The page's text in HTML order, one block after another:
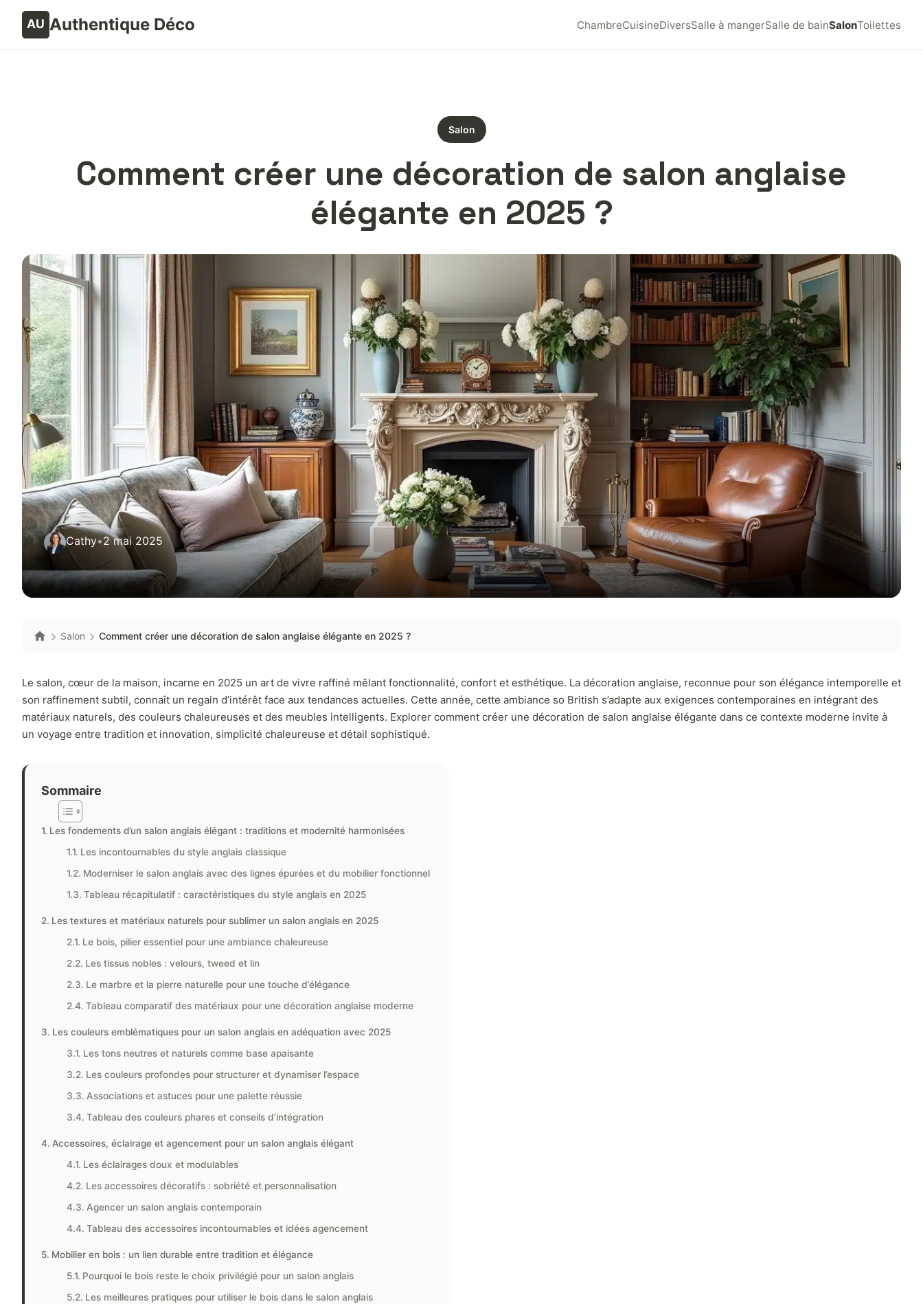
Authentique Déco ChambreCuisineDiversSalle à mangerSalle de bainSalonToilettes
Salon
Comment créer une décoration de salon anglaise
élégante en 2025 ?
Cathy•2 mai 2025
Salon Comment créer une décoration de salon anglaise élégante en 2025 ?
Le salon, cœur de la maison, incarne en 2025 un art de vivre raffiné mêlant fonctionnalité, confort et esthétique. La décoration anglaise, reconnue pour son élégance intemporelle et
son raffinement subtil, connaît un regain d’intérêt face aux tendances actuelles. Cette année, cette ambiance so British s’adapte aux exigences contemporaines en intégrant des
matériaux naturels, des couleurs chaleureuses et des meubles intelligents. Explorer comment créer une décoration de salon anglaise élégante dans ce contexte moderne invite à
un voyage entre tradition et innovation, simplicité chaleureuse et détail sophistiqué.
Sommaire
Les fondements d’un salon anglais élégant : traditions et modernité harmonisées
Les incontournables du style anglais classique
Moderniser le salon anglais avec des lignes épurées et du mobilier fonctionnel
Tableau récapitulatif : caractéristiques du style anglais en 2025
Les textures et matériaux naturels pour sublimer un salon anglais en 2025
Le bois, pilier essentiel pour une ambiance chaleureuse
Les tissus nobles : velours, tweed et lin
Le marbre et la pierre naturelle pour une touche d’élégance
Tableau comparatif des matériaux pour une décoration anglaise moderne
Les couleurs emblématiques pour un salon anglais en adéquation avec 2025
Les tons neutres et naturels comme base apaisante
Les couleurs profondes pour structurer et dynamiser l’espace
Associations et astuces pour une palette réussie
Tableau des couleurs phares et conseils d’intégration
Accessoires, éclairage et agencement pour un salon anglais élégant
Les éclairages doux et modulables
Les accessoires décoratifs : sobriété et personnalisation
Agencer un salon anglais contemporain
Tableau des accessoires incontournables et idées agencement
Mobilier en bois : un lien durable entre tradition et élégance
Pourquoi le bois reste le choix privilégié pour un salon anglais
Les meilleures pratiques pour utiliser le bois dans le salon anglais